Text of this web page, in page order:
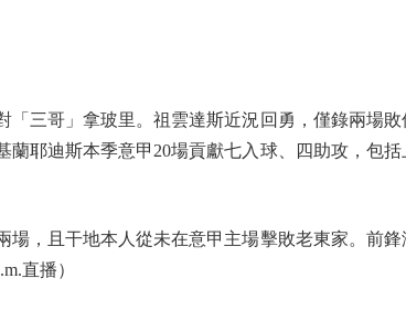
哥」拿玻里。祖雲達斯近況回勇，僅錄兩場敗
耶迪斯本季意甲20場貢獻七入球、四助攻，包
，且干地本人從未在意甲主場擊敗老東家。前鋒
直播）